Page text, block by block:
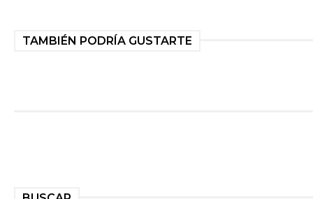
TAMBIÉN PODRÍA GUSTARTE